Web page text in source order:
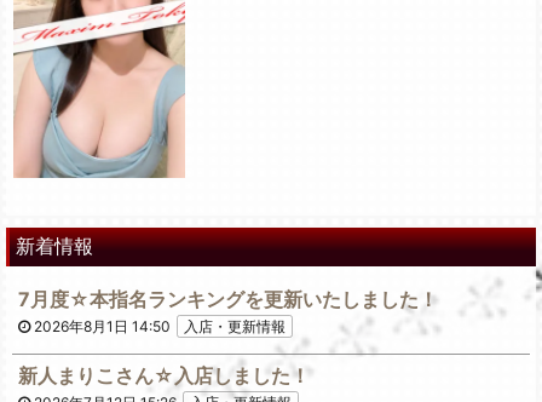
新着情報
7月度☆本指名ランキングを更新いたしました！
2026年8月1日 14:50 入店・更新情報
新人まりこさん☆入店しました！